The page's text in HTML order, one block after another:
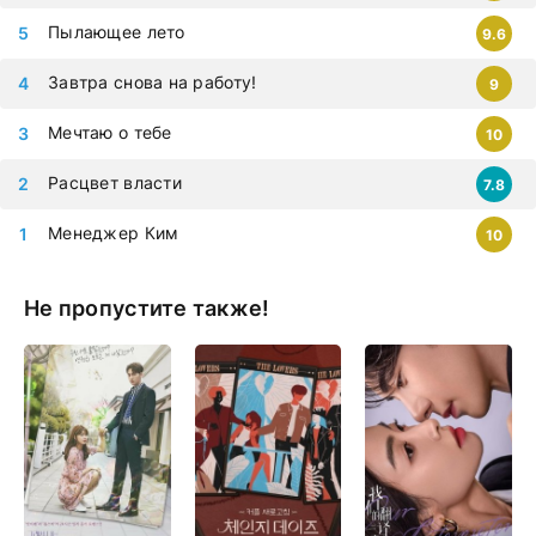
Менеджер Ким 10
Расцвет власти 7.8
Мечтаю о тебе 10
Завтра снова на работу! 9
Пылающее лето 9.6
Не пропустите также!